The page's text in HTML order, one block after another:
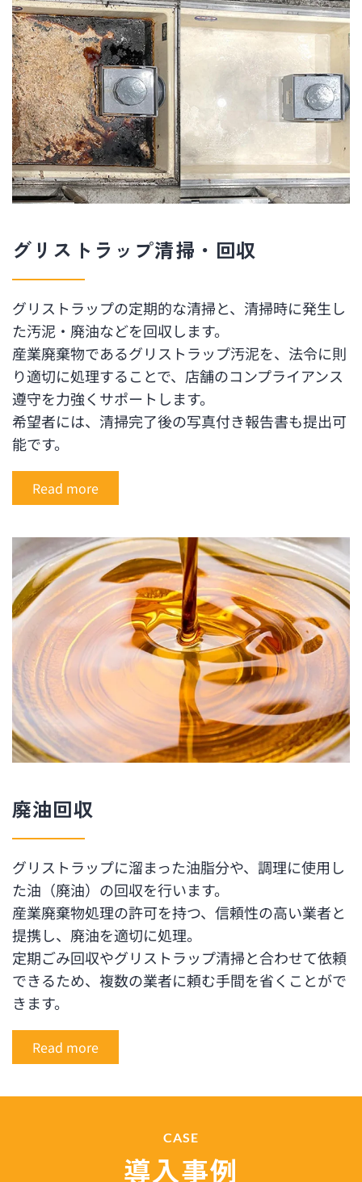
グリストラップ清掃・回収
グリストラップの定期的な清掃と、清掃時に発生し
た汚泥・廃油などを回収します。
産業廃棄物であるグリストラップ汚泥を、法令に則
り適切に処理することで、店舗のコンプライアンス
遵守を力強くサポートします。
希望者には、清掃完了後の写真付き報告書も提出可
能です。
Read more
廃油回収
グリストラップに溜まった油脂分や、調理に使用し
た油（廃油）の回収を行います。
産業廃棄物処理の許可を持つ、信頼性の高い業者と
提携し、廃油を適切に処理。
定期ごみ回収やグリストラップ清掃と合わせて依頼
できるため、複数の業者に頼む手間を省くことがで
きます。
Read more
CASE
導入事例